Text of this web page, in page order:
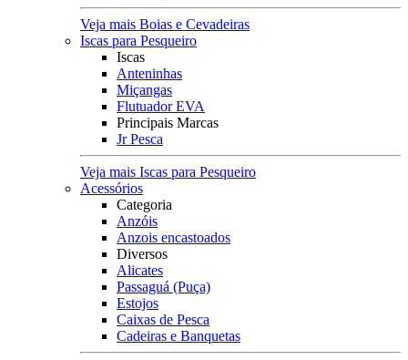
Veja mais Boias e Cevadeiras
Iscas para Pesqueiro
Iscas
Anteninhas
Miçangas
Flutuador EVA
Principais Marcas
Jr Pesca
Veja mais Iscas para Pesqueiro
Acessórios
Categoria
Anzóis
Anzois encastoados
Diversos
Alicates
Passaguá (Puça)
Estojos
Caixas de Pesca
Cadeiras e Banquetas